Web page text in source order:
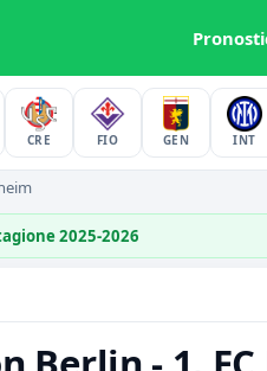
CRE FIO GEN INT
2025-2026